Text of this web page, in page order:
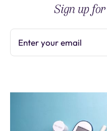
Sign up
Enter your email